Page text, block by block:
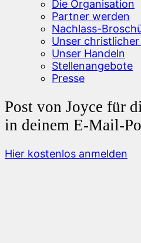
Die Organisation
Partner werden
Nachlass-
Unser christlicher
Unser Handeln
Stellenangebote
Presse
Post von Joyce für
in deinem E-Mail-
Hier kostenlos anmelden